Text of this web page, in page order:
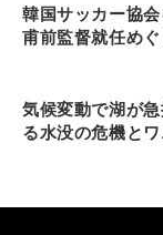
韓国サッカー協
甫前監督就任め
気候変動で湖が
る水没の危機と